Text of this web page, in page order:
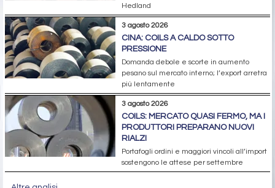
Hedland
3 agosto 2026
CINA: COILS A CALDO SOTTO
PRESSIONE
Domanda debole e scorte in aumento
pesano sul mercato interno; l’export arretra
più lentamente
3 agosto 2026
COILS: MERCATO QUASI FERMO, MA I
PRODUTTORI PREPARANO NUOVI
RIALZI
Portafogli ordini e maggiori vincoli all’import
sostengono le attese per settembre